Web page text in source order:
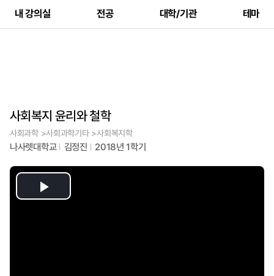
내 강의실 전공 대학/기관 테마
사회복지 윤리와 철학
사회과학 >사회과학기타 >사회복지학
나사렛대학교 김정진 2018년 1학기
Play